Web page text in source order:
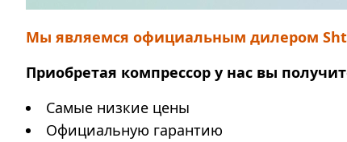
Мы являемся официальным дилером
Приобретая компрессор у нас вы
Самые низкие цены
Официальную гарантию